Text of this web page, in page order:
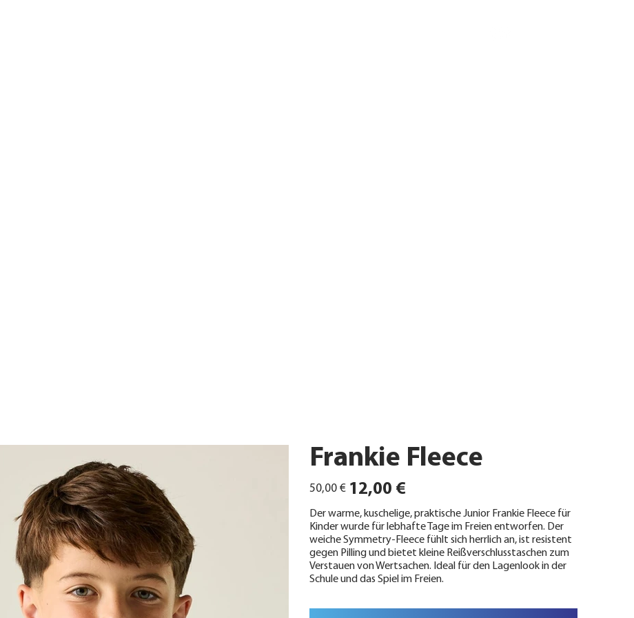
Frankie Fleece
Ursprünglicher
Preis
50,00 € Angebotspreis
12,00 €
Der warme, kuschelige, praktische Junior Frankie Fleece für
Kinder wurde für lebhafte Tage im Freien entworfen. Der
weiche Symmetry-Fleece fühlt sich herrlich an, ist resistent
gegen Pilling und bietet kleine Reißverschlusstaschen zum
Verstauen von Wertsachen. Ideal für den Lagenlook in der
Schule und das Spiel im Freien.